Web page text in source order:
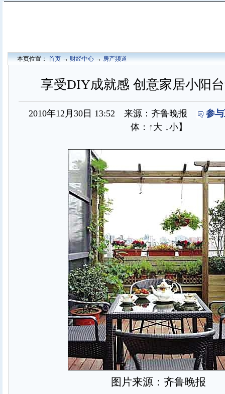
本页位置：首页→财经中心→房产频道
享受DIY成就感 创意家居小阳
2010年12月30日 13:52 来源：齐鲁晚报
参
体： ↑大 ↓小】
图片来源：齐鲁晚报